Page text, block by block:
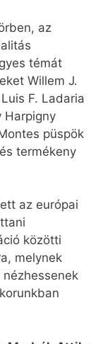
az
témát
Willem J.
F. Ladaria
Harpigny
püspök
termékeny
az európai
közötti
melynek